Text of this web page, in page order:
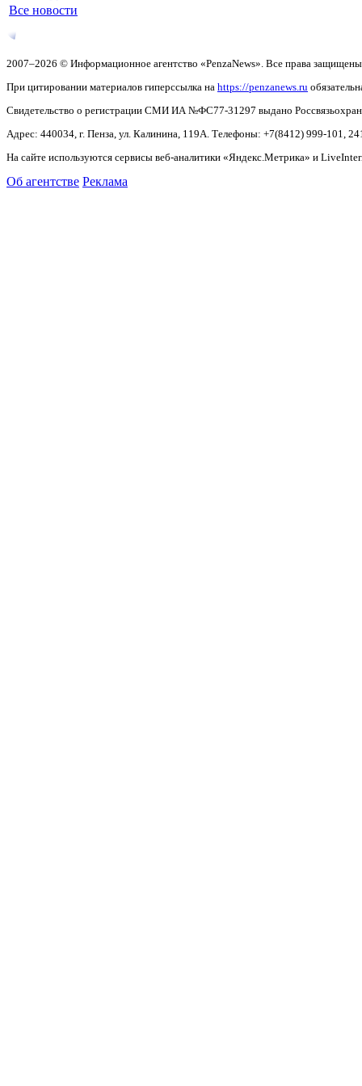
Все новости
2007–2026 © Информационное агентство «PenzaNews». Все права
При цитировании материалов гиперссылка на https://penzanews.ru
Свидетельство о регистрации СМИ ИА №ФС77-31297 выдано
Адрес: 440034, г. Пенза, ул. Калинина, 119А. Телефоны: +7(8412) 999-101,
На сайте используются сервисы веб-аналитики «Яндекс.Метрика» и
Об агентстве Реклама